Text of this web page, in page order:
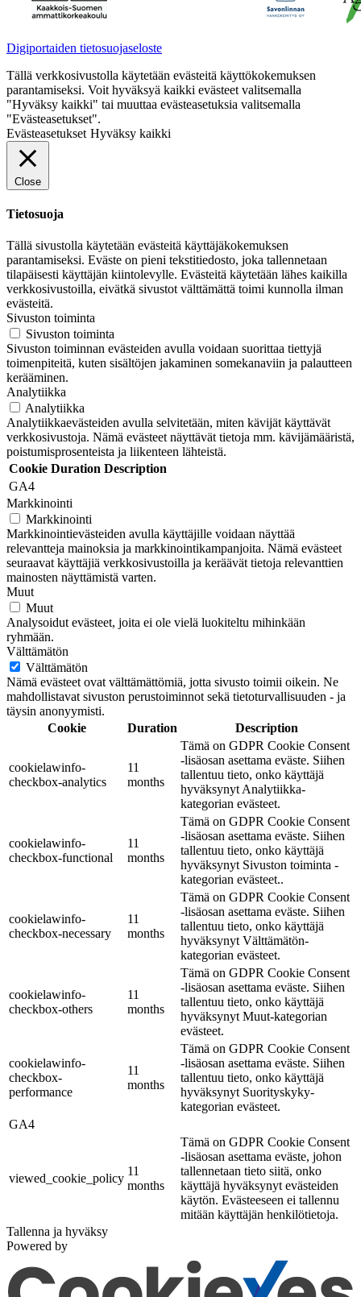
Digiportaiden tietosuojaseloste
Tällä verkkosivustolla käytetään evästeitä käyttökokemuksen
parantamiseksi. Voit hyväksyä kaikki evästeet valitsemalla
"Hyväksy kaikki" tai muuttaa evästeasetuksia valitsemalla
"Evästeasetukset".
Evästeasetukset Hyväksy kaikki
Close
Tietosuoja
Tällä sivustolla käytetään evästeitä käyttäjäkokemuksen
parantamiseksi. Eväste on pieni tekstitiedosto, joka tallennetaan
tilapäisesti käyttäjän kiintolevylle. Evästeitä käytetään lähes kaikilla
verkkosivustoilla, eivätkä sivustot välttämättä toimi kunnolla ilman
evästeitä.
Sivuston toiminta
Sivuston toiminta
Sivuston toiminnan evästeiden avulla voidaan suorittaa tiettyjä
toimenpiteitä, kuten sisältöjen jakaminen somekanaviin ja palautteen
kerääminen.
Analytiikka
Analytiikka
Analytiikkaevästeiden avulla selvitetään, miten kävijät käyttävät
verkkosivustoja. Nämä evästeet näyttävät tietoja mm. kävijämääristä,
poistumisprosenteista ja liikenteen lähteistä.
Cookie Duration Description
GA4
Markkinointi
Markkinointi
Markkinointievästeiden avulla käyttäjille voidaan näyttää
relevantteja mainoksia ja markkinointikampanjoita. Nämä evästeet
seuraavat käyttäjiä verkkosivustoilla ja keräävät tietoja relevanttien
mainosten näyttämistä varten.
Muut
Muut
Analysoidut evästeet, joita ei ole vielä luokiteltu mihinkään
ryhmään.
Välttämätön
Välttämätön
Nämä evästeet ovat välttämättömiä, jotta sivusto toimii oikein. Ne
mahdollistavat sivuston perustoiminnot sekä tietoturvallisuuden - ja
täysin anonyymisti.
Cookie
Duration Description
cookielawinfo-
checkbox-analytics
11
months
Tämä on GDPR Cookie Consent
-lisäosan asettama eväste. Siihen
tallentuu tieto, onko käyttäjä
hyväksynyt Analytiikka-
kategorian evästeet.
cookielawinfo-
checkbox-functional
11
months
Tämä on GDPR Cookie Consent
-lisäosan asettama eväste. Siihen
tallentuu tieto, onko käyttäjä
hyväksynyt Sivuston toiminta -
kategorian evästeet..
cookielawinfo-
checkbox-necessary
11
months
Tämä on GDPR Cookie Consent
-lisäosan asettama eväste. Siihen
tallentuu tieto, onko käyttäjä
hyväksynyt Välttämätön-
kategorian evästeet.
cookielawinfo-
checkbox-others
11
months
Tämä on GDPR Cookie Consent
-lisäosan asettama eväste. Siihen
tallentuu tieto, onko käyttäjä
hyväksynyt Muut-kategorian
evästeet.
cookielawinfo-
checkbox-
performance
11
months
Tämä on GDPR Cookie Consent
-lisäosan asettama eväste. Siihen
tallentuu tieto, onko käyttäjä
hyväksynyt Suorityskyky-
kategorian evästeet.
GA4
viewed_cookie_policy
11
months
Tämä on GDPR Cookie Consent
-lisäosan asettama eväste, johon
tallennetaan tieto siitä, onko
käyttäjä hyväksynyt evästeiden
käytön. Evästeeseen ei tallennu
mitään käyttäjän henkilötietoja.
Tallenna ja hyväksy
Powered by